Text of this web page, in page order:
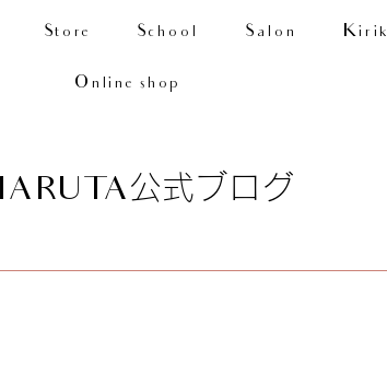
Store School Salon
Online shop
公式ブログ